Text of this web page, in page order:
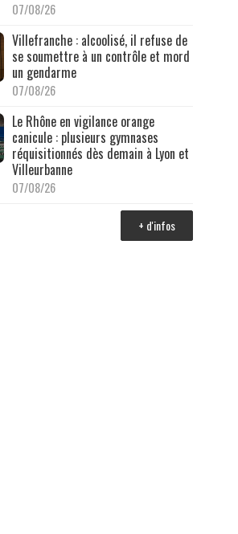
07/08/26
Villefranche : alcoolisé, il refuse de
se soumettre à un contrôle et mord
un gendarme
07/08/26
Le Rhône en vigilance orange
canicule : plusieurs gymnases
réquisitionnés dès demain à Lyon et
Villeurbanne
07/08/26
+ d'infos